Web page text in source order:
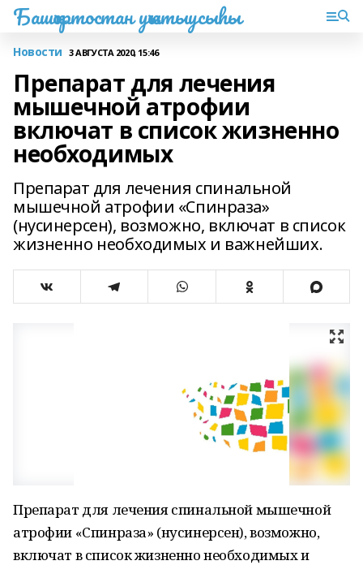
Башҡортостан уҡытыусыһы
Новости 3 АВГУСТА 2020, 15:46
Препарат для лечения
мышечной атрофии
включат в список жизненно
необходимых
Препарат для лечения спинальной
мышечной атрофии «Спинраза»
(нусинерсен), возможно, включат в список
жизненно необходимых и важнейших.
Препарат для лечения спинальной мышечной
атрофии «Спинраза» (нусинерсен), возможно,
включат в список жизненно необходимых и